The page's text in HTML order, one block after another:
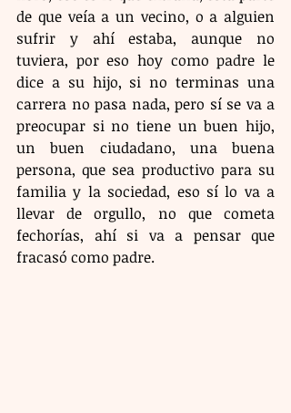
de que veía a un vecino, o a alguien
sufrir y ahí estaba, aunque no
tuviera, por eso hoy como padre le
dice a su hijo, si no terminas una
carrera no pasa nada, pero sí se va a
preocupar si no tiene un buen hijo,
un buen ciudadano, una buena
persona, que sea productivo para su
familia y la sociedad, eso sí lo va a
llevar de orgullo, no que cometa
fechorías, ahí si va a pensar que
fracasó como padre.